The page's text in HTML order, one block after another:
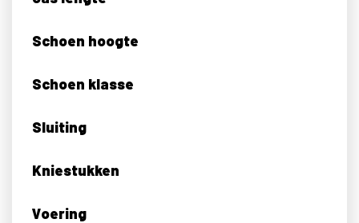
Schoen hoogte
Schoen klasse
Sluiting
Kniestukken
Voering